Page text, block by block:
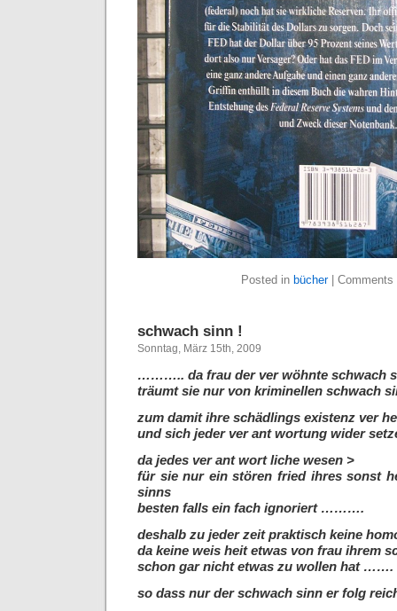
Posted in bücher| Comments
schwach sinn !
Sonntag, März 15th, 2009
……….. da frau der ver wöhnte
träumt sie nur von kriminellen schwach
zum damit ihre schädlings existenz ver
und sich jeder ver ant wortung wider
da jedes ver ant wort liche wesen >
für sienur ein stören fried ihres sonst
sinns
besten falls ein fach ignoriert ……….
deshalb zu jeder zeit praktisch keine
da keine weis heit etwas von frau ihrem
schon gar nicht etwas zu wollen hat …….
so dass nur der schwach sinn er folg